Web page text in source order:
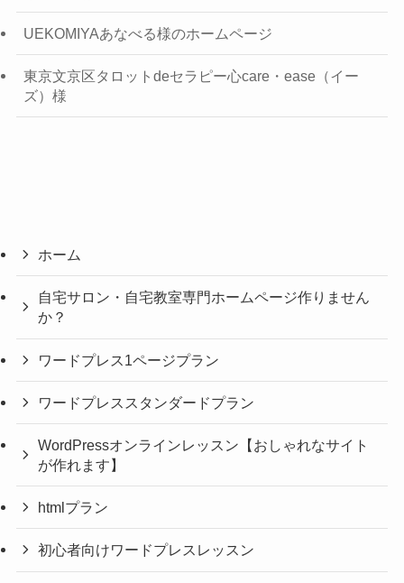
UEKOMIYAあなべる様のホームページ
東京文京区タロットdeセラピー心care・ease（イー
ズ）様
ホーム
自宅サロン・自宅教室専門ホームページ作りません
か？
ワードプレス1ページプラン
ワードプレススタンダードプラン
WordPressオンラインレッスン【おしゃれなサイト
が作れます】
htmlプラン
初心者向けワードプレスレッスン